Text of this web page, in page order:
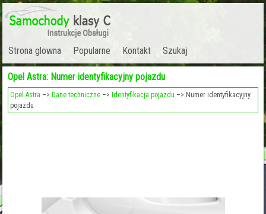
Strona glowna Popularne Kontakt Szukaj
Opel Astra: Numer identyfikacyjny pojazdu
Opel Astra –> Dane techniczne –> Identyfikacja pojazdu –> Numer identyfikacyjny
pojazdu